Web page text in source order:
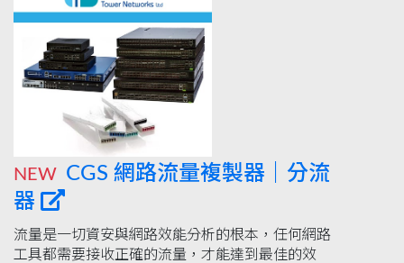
NEW CGS 網路流量複製器｜分流
器
流量是一切資安與網路效能分析的根本，任何網路
工具都需要接收正確的流量，才能達到最佳的效